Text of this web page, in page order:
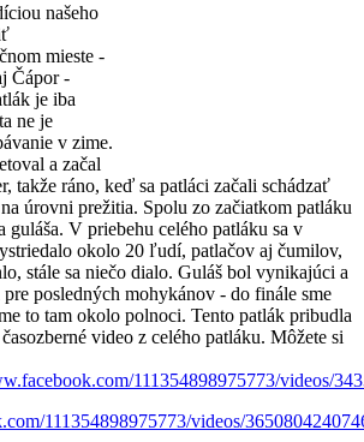
našeho
mieste -
Čápor -
je iba
ne je
v zime.
a začal
takže ráno, keď sa patláci začali schádzať
úrovni prežitia. Spolu zo začiatkom patláku
guláša. V priebehu celého patláku sa v
okolo 20 ľudí, patlačov aj čumilov,
stále sa niečo dialo. Guláš bol vynikajúci a
posledných mohykánov - do finále sme
to tam okolo polnoci. Tento patlák pribudla
video z celého patláku. Môžete si
111354898975773/videos/
111354898975773/videos/